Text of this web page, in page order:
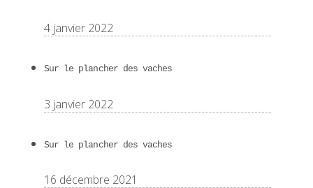
4 janvier 2022
Sur le plancher des vaches
3 janvier 2022
Sur le plancher des vaches
16 décembre 2021